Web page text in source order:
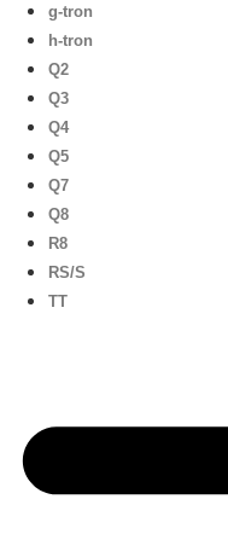
g-tron
h-tron
Q2
Q3
Q4
Q5
Q7
Q8
R8
RS/S
TT